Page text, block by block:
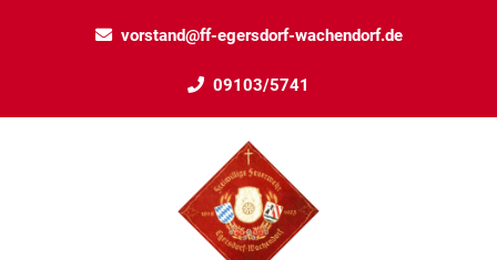
vorstand@ff-egersdorf-wachendorf.de
09103/5741